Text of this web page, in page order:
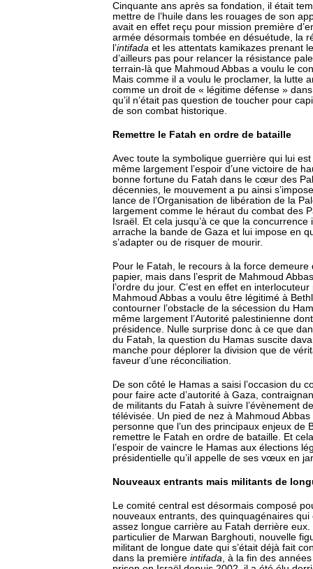
Cinquante ans après sa fondation, il était
mettre de l’huile dans les rouages de son
avait en effet reçu pour mission première
armée désormais tombée en désuétude, la
l’intifada et les attentats kamikazes prenant
d’ailleurs pas pour relancer la résistance
terrain-là que Mahmoud Abbas a voulu le
Mais comme il a voulu le proclamer, la lutte
comme un droit de « légitime défense »
qu’il n’était pas question de toucher pour
de son combat historique.
Remettre le Fatah en ordre de bataille
Avec toute la symbolique guerrière qui lui est
même largement l’espoir d’une victoire de
bonne fortune du Fatah dans le cœur des
décennies, le mouvement a pu ainsi
lance de l’Organisation de libération de la
largement comme le héraut du combat des
Israël. Et cela jusqu’à ce que la
arrache la bande de Gaza et lui impose en
s’adapter ou de risquer de mourir.
Pour le Fatah, le recours à la force
papier, mais dans l’esprit de Mahmoud
l’ordre du jour. C’est en effet en
Mahmoud Abbas a voulu être légitimé à
contourner l’obstacle de la sécession du
même largement l’Autorité palestinienne
présidence. Nulle surprise donc à ce que
du Fatah, la question du Hamas suscite
manche pour déplorer la division que de
faveur d’une réconciliation.
De son côté le Hamas a saisi l’occasion du
pour faire acte d’autorité à Gaza,
de militants du Fatah à suivre l’évènement
télévisée. Un pied de nez à Mahmoud Abbas
personne que l’un des principaux enjeux de
remettre le Fatah en ordre de bataille. Et
l’espoir de vaincre le Hamas aux élections
présidentielle qu’il appelle de ses vœux en
Nouveaux entrants mais militants de
Le comité central est désormais composé
nouveaux entrants, des quinquagénaires
assez longue carrière au Fatah derrière eux.
particulier de Marwan Barghouti, nouvelle
militant de longue date qui s’était déjà fait
dans la première intifada, à la fin des